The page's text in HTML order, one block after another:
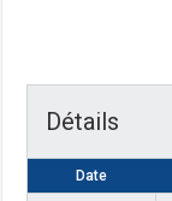
Détails
Date